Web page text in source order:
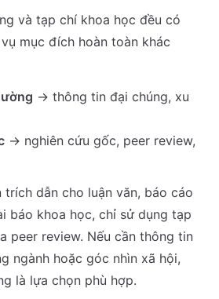
và tạp chí khoa học đều có
mục đích hoàn toàn khác
→ thông tin đại chúng, xu
→ nghiên cứu gốc, peer review,
trích dẫn cho luận văn, báo cáo
báo khoa học, chỉ sử dụng tạp
peer review. Nếu cần thông tin
ngành hoặc góc nhìn xã hội,
là lựa chọn phù hợp.